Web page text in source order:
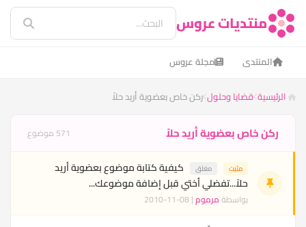
منتديات عروس
المنتدى مجلة عروس
الرئيسية قضايا وحلول ركن خاص بعضوية أريد حلاً
ركن خاص بعضوية أريد حلاً 571 موضوع
مثبت مغلق
كيفية كتابة موضوع بعضوية أريد
حلاً...تفضلي أختي قبل إضافة موضوعك...
بواسطةمرموم| 08-11-2010